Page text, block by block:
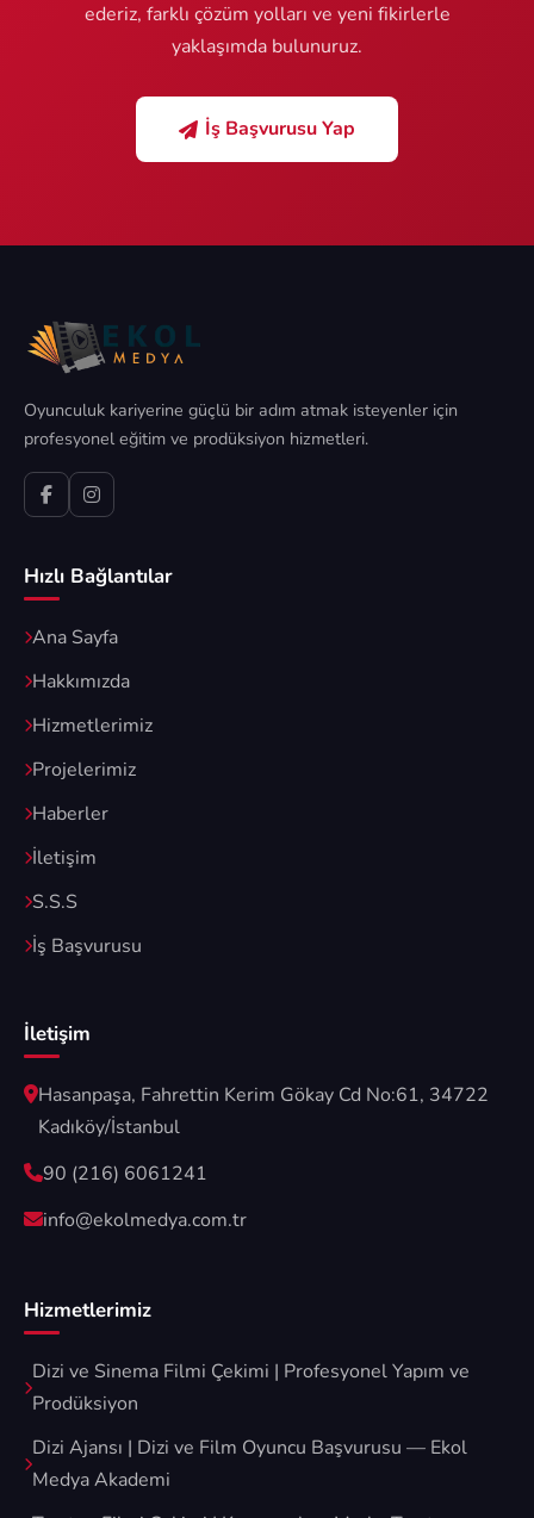
ederiz, farklı çözüm yolları ve yeni fikirlerle
yaklaşımda bulunuruz.
İş Başvurusu Yap
Oyunculuk kariyerine güçlü bir adım atmak isteyenler için
profesyonel eğitim ve prodüksiyon hizmetleri.
Hızlı Bağlantılar
Ana Sayfa
Hakkımızda
Hizmetlerimiz
Projelerimiz
Haberler
İletişim
S.S.S
İş Başvurusu
İletişim
Hasanpaşa, Fahrettin Kerim Gökay Cd No:61, 34722
Kadıköy/İstanbul
90 (216) 6061241
info@ekolmedya.com.tr
Hizmetlerimiz
Dizi ve Sinema Filmi Çekimi | Profesyonel Yapım ve
Prodüksiyon
Dizi Ajansı | Dizi ve Film Oyuncu Başvurusu — Ekol
Medya Akademi